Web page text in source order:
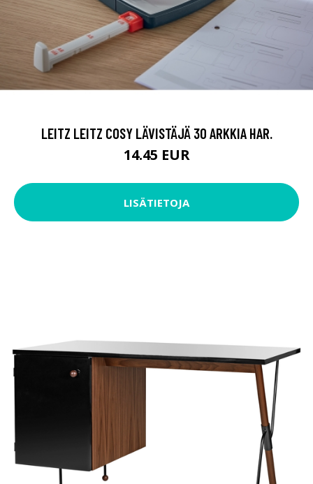
LEITZ LEITZ COSY LÄVISTÄJÄ 30 ARKKIA HAR.
14.45 EUR
LISÄTIETOJA